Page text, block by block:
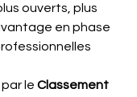
ouverts, plus
en phase
le Classement